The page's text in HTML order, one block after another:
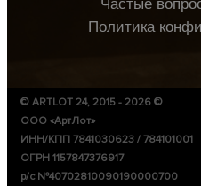
Частые
Политика
© ARTLOT 24, 2015 - 2026 ©
ООО «АртЛот»
ИНН/КПП 7841030623 / 784101001
ОГРН 1157847376917
р/с №40702810090190000700